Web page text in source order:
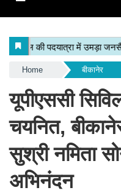
Home बीकानेर
यूपीएससी
चयनित,
सुश्री नमिता
अभिनंदन